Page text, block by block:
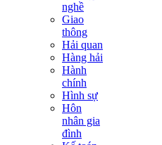
nghề
Giao
thông
Hải quan
Hàng hải
Hành
chính
Hình sự
Hôn
nhân gia
đình